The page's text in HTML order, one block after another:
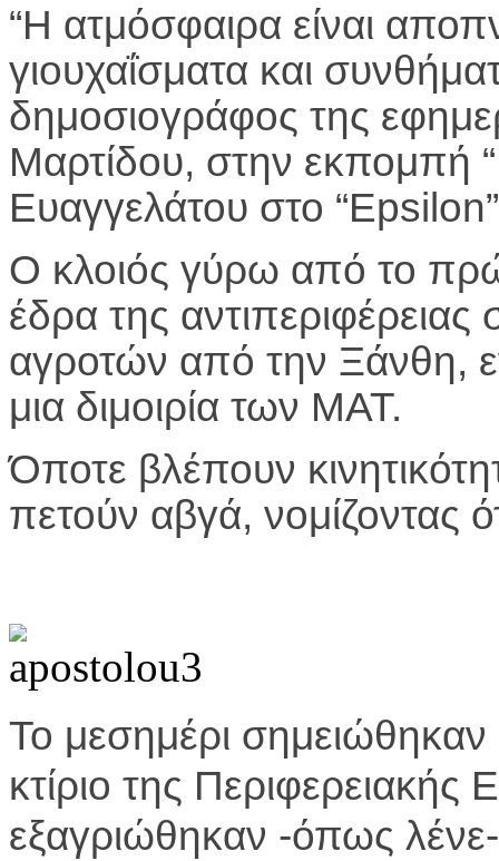
“Η ατμόσφαιρα είναι
γιουχαΐσματα και
δημοσιογράφος της
Μαρτίδου, στην εκπομπή
Ευαγγελάτου στο
Ο κλοιός γύρω από το
έδρα της αντιπεριφέρειας
αγροτών από την Ξάνθη,
μια διμοιρία των ΜΑΤ.
Όποτε βλέπουν
πετούν αβγά, νομίζοντας
Το μεσημέρι
κτίριο της
εξαγριώθηκαν -όπως